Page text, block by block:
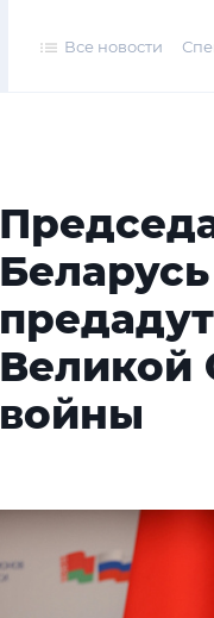
Все новости
Великой
войны